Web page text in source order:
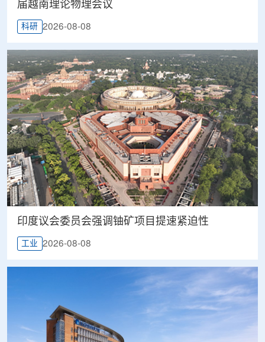
届越南理论物理会议
科研 2026-08-08
印度议会委员会强调铀矿项目提速紧迫性
工业 2026-08-08